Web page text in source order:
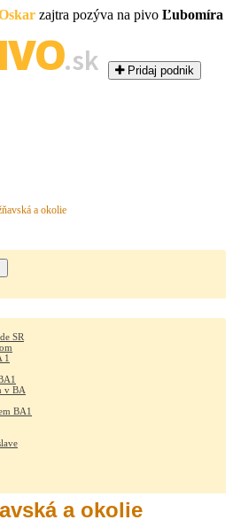
zajtra pozýva na pivo Ľubomíra
.sk Pridaj podnik
a okolie
SR
1
v BA
BA1
a okolie